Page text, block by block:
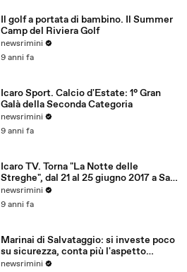
Il golf a portata di bambino. Il Summer
Camp del Riviera Golf
newsrimini
9 anni fa
Icaro Sport. Calcio d'Estate: 1° Gran
Galà della Seconda Categoria
newsrimini
9 anni fa
Icaro TV. Torna "La Notte delle
Streghe", dal 21 al 25 giugno 2017 a San
Giovanni in M
newsrimini
9 anni fa
Marinai di Salvataggio: si investe poco
su sicurezza, conta più l'aspetto
economico
newsrimini